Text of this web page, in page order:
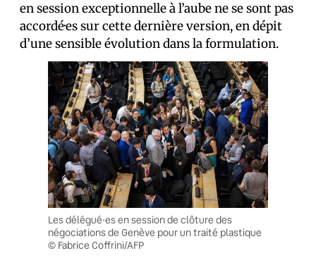
en session exceptionnelle à l’aube ne se sont pas
accordé·es sur cette dernière version, en dépit
d’une sensible évolution dans la formulation.
Les délégué·es en session de clôture des
négociations de Genève pour un traité plastique
© Fabrice Coffrini/AFP